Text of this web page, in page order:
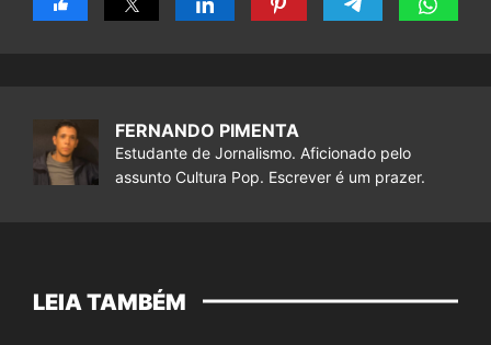
FERNANDO PIMENTA
Estudante de Jornalismo. Aficionado pelo
assunto Cultura Pop. Escrever é um prazer.
LEIA TAMBÉM